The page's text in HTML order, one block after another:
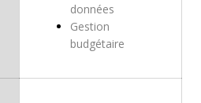
données
Gestion
budgétaire